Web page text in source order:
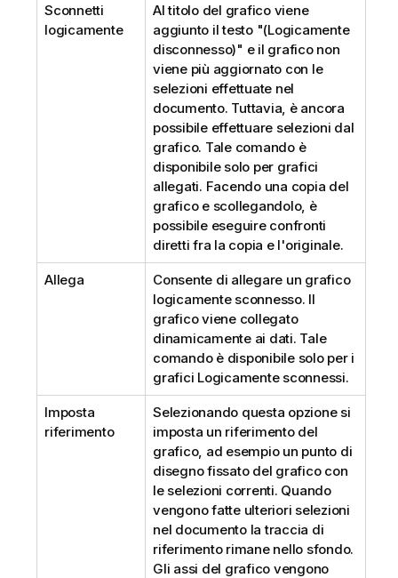
Sconnetti
logicamente
Al titolo del grafico viene
aggiunto il testo "(Logicamente
disconnesso)" e il grafico non
viene più aggiornato con le
selezioni effettuate nel
documento. Tuttavia, è ancora
possibile effettuare selezioni dal
grafico. Tale comando è
disponibile solo per grafici
allegati. Facendo una copia del
grafico e scollegandolo, è
possibile eseguire confronti
diretti fra la copia e l'originale.
Allega
Consente di allegare un grafico
logicamente sconnesso. Il
grafico viene collegato
dinamicamente ai dati. Tale
comando è disponibile solo per i
grafici Logicamente sconnessi.
Imposta
riferimento
Selezionando questa opzione si
imposta un riferimento del
grafico, ad esempio un punto di
disegno fissato del grafico con
le selezioni correnti. Quando
vengono fatte ulteriori selezioni
nel documento la traccia di
riferimento rimane nello sfondo.
Gli assi del grafico vengono